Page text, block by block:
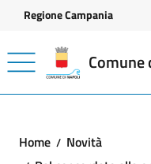
Vai ai contenuti
Vai al footer
Regione Campania
Comune
Home
Novità